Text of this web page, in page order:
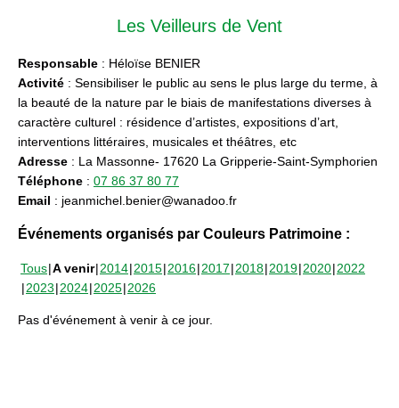
Les Veilleurs de Vent
Responsable : Héloïse BENIER
Activité : Sensibiliser le public au sens le plus large du terme, à
la beauté de la nature par le biais de manifestations diverses à
caractère culturel : résidence d’artistes, expositions d’art,
interventions littéraires, musicales et théâtres, etc
Adresse : La Massonne- 17620 La Gripperie-Saint-Symphorien
Téléphone : 07 86 37 80 77
Email : jeanmichel.benier@wanadoo.fr
Événements organisés par Couleurs Patrimoine :
Tous A venir 2014 2015 2016 2017 2018 2019 2020 2022
2023 2024 2025 2026
Pas d'événement à venir à ce jour.